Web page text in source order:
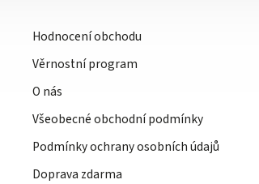
Hodnocení obchodu
Věrnostní program
O nás
Všeobecné obchodní podmínky
Podmínky ochrany osobních údajů
Doprava zdarma